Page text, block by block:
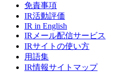
免責事項
IR活動評価
IR in English
IRメール配信サービス
IRサイトの使い方
用語集
IR情報サイトマップ